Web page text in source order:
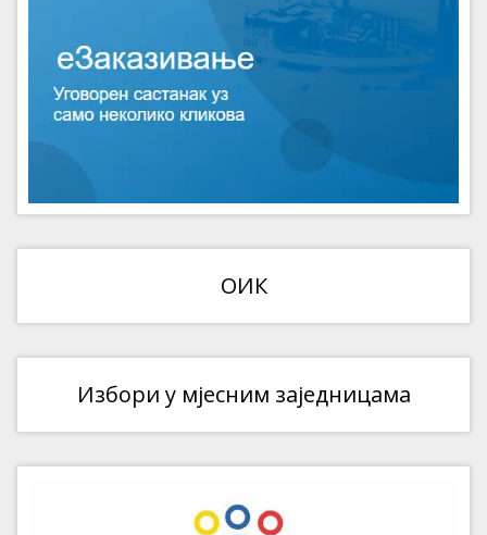
ОИК
Избори у мјесним заједницама